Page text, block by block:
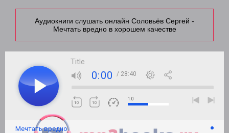
Аудиокниги слушать онлайн Соловьёв Сергей -
Мечтать вредно в хорошем качестве
Title
0:00 / 28:40
1.0
Мечтать вредно